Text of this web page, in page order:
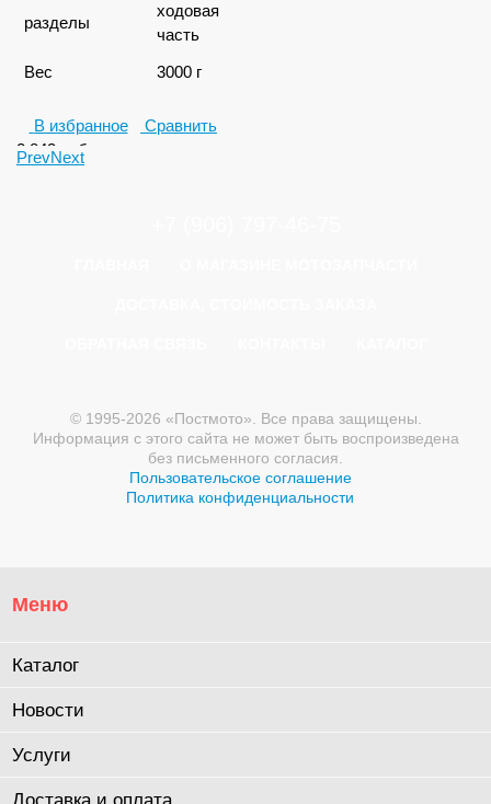
разделы
ходовая
часть
Вес
3000 г
В избранное
Сравнить
2 843руб.
PrevNext
© 1995-2026 «Постмото». Все права защищены.
Информация с этого сайта не может быть воспроизведена
без письменного согласия.
Пользовательское соглашение
Политика конфиденциальности
Меню
Каталог
Новости
Услуги
Доставка и оплата